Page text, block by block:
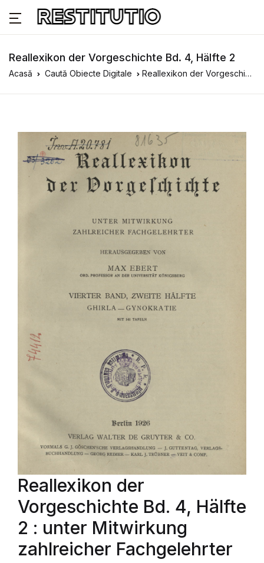
Reallexikon der Vorgeschichte Bd. 4, Hälfte 2
Acasă Caută Obiecte Digitale Reallexikon der Vorgeschichte Bd. 4, Hälfte 2
Reallexikon der
Vorgeschichte Bd. 4, Hälfte
2 : unter Mitwirkung
zahlreicher Fachgelehrter